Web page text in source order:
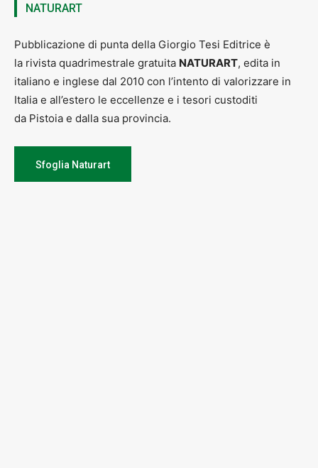
NATURART
Pubblicazione di punta della Giorgio Tesi Editrice è
la rivista quadrimestrale gratuita NATURART, edita in
italiano e inglese dal 2010 con l’intento di valorizzare in
Italia e all’estero le eccellenze e i tesori custoditi
da Pistoia e dalla sua provincia.
Sfoglia Naturart